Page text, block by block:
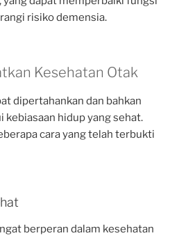
risiko demensia.
Kesehatan Otak
dipertahankan dan bahkan
hidup yang sehat.
cara yang telah terbukti
berperan dalam kesehatan